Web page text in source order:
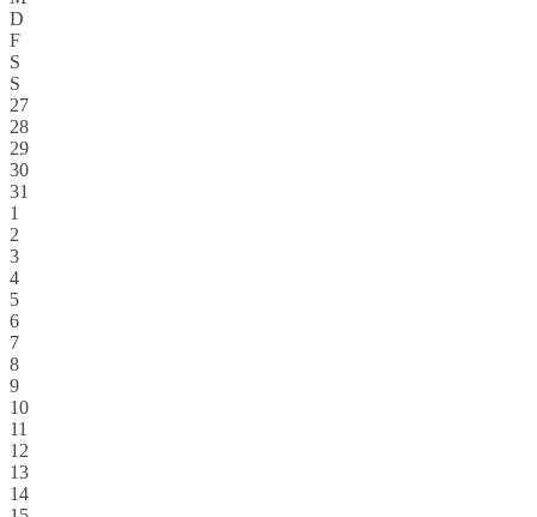
D
F
S
S
27
28
29
30
31
1
2
3
4
5
6
7
8
9
10
11
12
13
14